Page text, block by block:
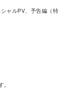
ャルPV、予告編（特